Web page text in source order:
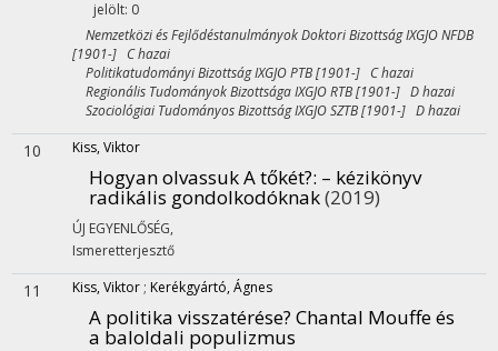
jelölt: 0
Nemzetközi és Fejlődéstanulmányok Doktori Bizottság IXGJO NFDB
[1901-] C hazai
Politikatudományi Bizottság IXGJO PTB [1901-] C hazai
Regionális Tudományok Bizottsága IXGJO RTB [1901-] D hazai
Szociológiai Tudományos Bizottság IXGJO SZTB [1901-] D hazai
10 Kiss, Viktor
Hogyan olvassuk A tőkét?: – kézikönyv
radikális gondolkodóknak(2019)
ÚJ EGYENLŐSÉG,
Ismeretterjesztő
11 Kiss, Viktor ; Kerékgyártó, Ágnes
A politika visszatérése? Chantal Mouffe és
a baloldali populizmus